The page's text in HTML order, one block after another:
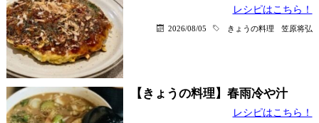
レシピはこちら！
2026/08/05 きょうの料理 笠原将弘
【きょうの料理】春雨冷や汁
レシピはこちら！